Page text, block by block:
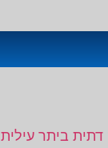
ביתר עילית